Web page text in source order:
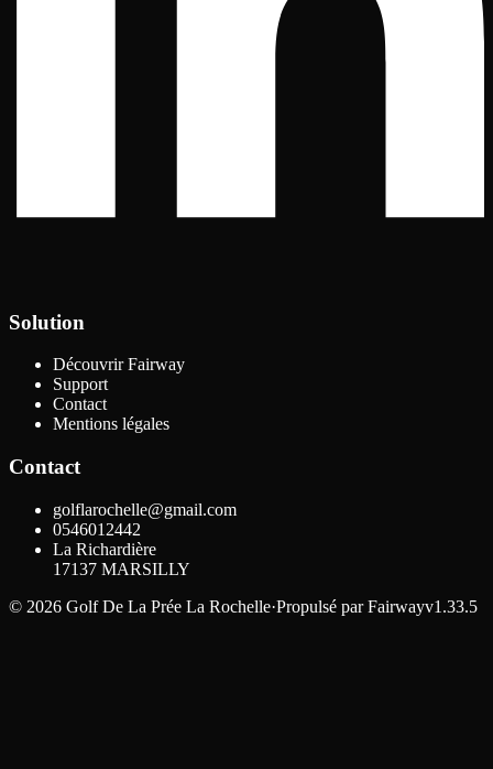
Solution
Découvrir Fairway
Support
Contact
Mentions légales
Contact
golflarochelle@gmail.com
0546012442
La Richardière
17137 MARSILLY
© 2026 Golf De La Prée La Rochelle·Propulsé par Fairwayv1.33.5